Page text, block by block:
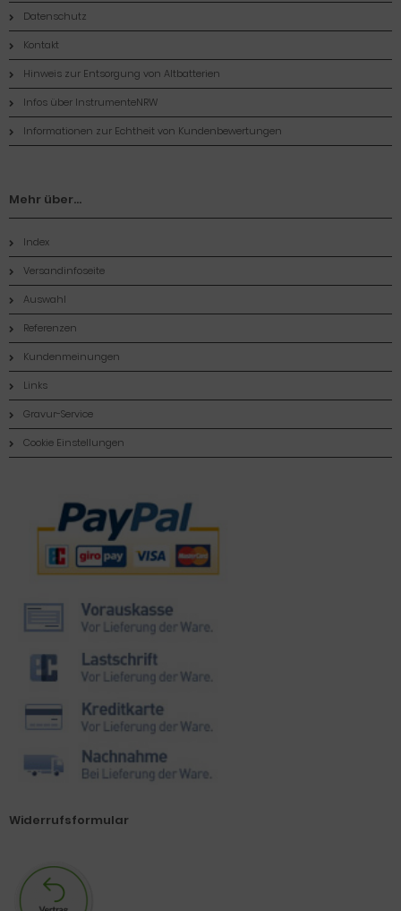
Datenschutz
Kontakt
Hinweis zur Entsorgung von Altbatterien
Infos über InstrumenteNRW
Informationen zur Echtheit von Kundenbewertungen
Mehr über...
Index
Versandinfoseite
Auswahl
Referenzen
Kundenmeinungen
Links
Gravur-Service
Cookie Einstellungen
Zahlungsmethoden
Widerrufsformular